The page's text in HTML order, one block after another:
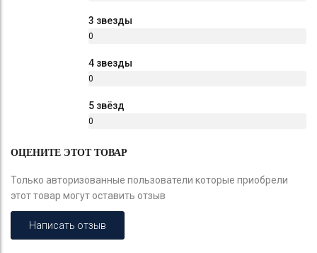
3 звезды
0
4 звезды
0
5 звёзд
0
ОЦЕНИТЕ ЭТОТ ТОВАР
Только авторизованные пользователи которые приобрели
этот товар могут оставить отзыв
Написать отзыв